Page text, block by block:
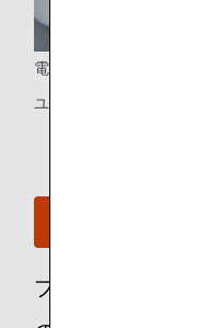
電源ポート
ユニバーサルタイプのPC
プレミアムエコノ